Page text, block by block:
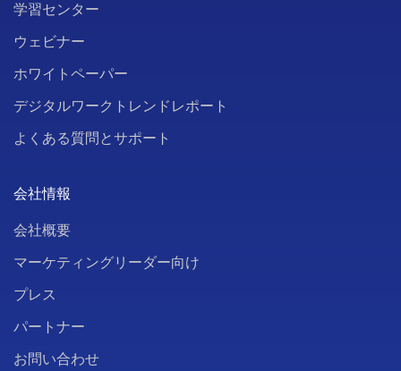
学習センター
ウェビナー
ホワイトペーパー
デジタルワークトレンドレポート
よくある質問とサポート
会社情報
会社概要
マーケティングリーダー向け
プレス
パートナー
お問い合わせ